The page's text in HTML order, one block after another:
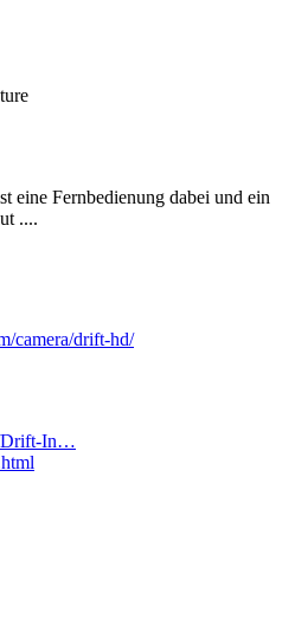
eine Fernbedienung dabei und ein
....
camera/drift-hd/
Drift-In…